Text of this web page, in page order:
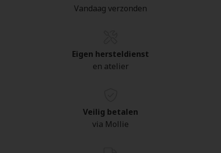
Vandaag verzonden
Eigen hersteldienst
en atelier
Veilig betalen
via Mollie